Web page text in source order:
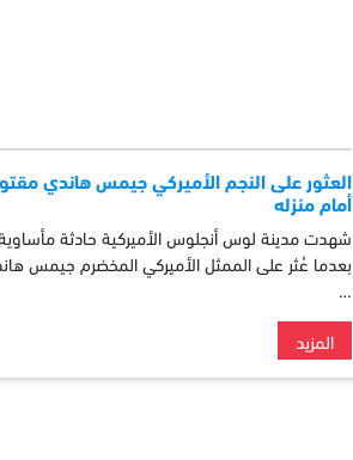
العثور على النجم الأميركي جيمس هاندي
أمام منزله
شهدت مدينة لوس أنجلوس الأميركية حادثة
بعدما عُثر على الممثل الأميركي المخضرم جيمس
…
المزيد